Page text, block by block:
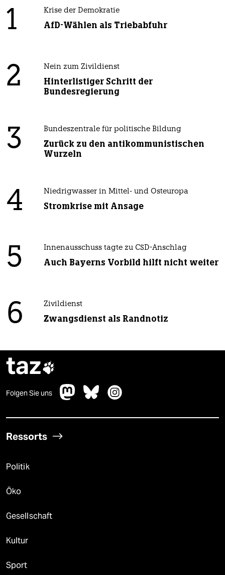
1 Krise der Demokratie
AfD-Wählen als Triebabfuhr
2 Nein zum Zivildienst
Hinterlistiger Schritt der
Bundesregierung
3 Bundeszentrale für politische Bildung
Zurück zu den antikommunistischen
Wurzeln
4 Niedrigwasser in Mittel- und Osteuropa
Stromkrise mit Ansage
5 Innenausschuss tagte zu CSD-Anschlag
Auch Bayerns Vorbild hilft nicht weiter
6 Zivildienst
Zwangsdienst als Randnotiz
taz
Folgen Sie uns
Ressorts
Politik
Öko
Gesellschaft
Kultur
Sport